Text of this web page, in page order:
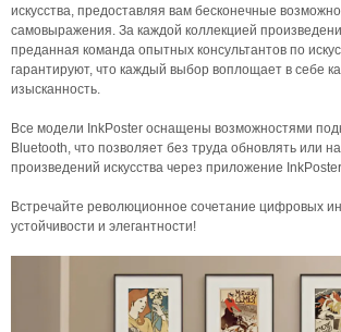
искусства, предоставляя вам бесконечные
самовыражения. За каждой коллекцией
преданная команда опытных консультантов по
гарантируют, что каждый выбор воплощает в себе
изысканность.
Все модели InkPoster оснащены возможностями
Bluetooth, что позволяет без труда обновлять или
произведений искусства через приложение
Встречайте революционное сочетание цифровых
устойчивости и элегантности!